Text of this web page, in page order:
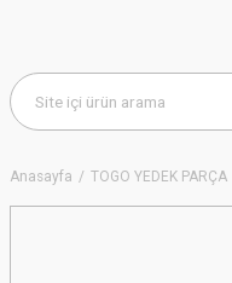
Anasayfa TOGO YEDEK PARÇA